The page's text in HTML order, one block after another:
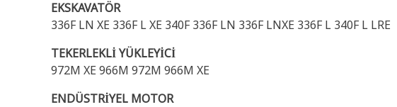
EKSKAVATÖR
336F LN XE 336F L XE 340F 336F LN 336F LNXE 336F L 340F L LRE
TEKERLEKLİ YÜKLEYİCİ
972M XE 966M 972M 966M XE
ENDÜSTRİYEL MOTOR